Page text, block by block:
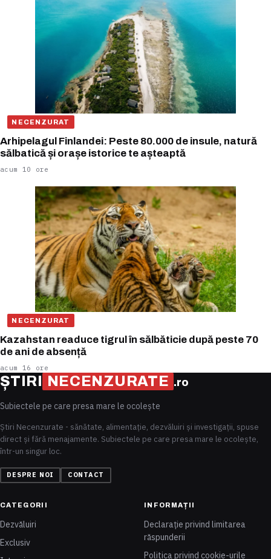
NECENZURAT
Arhipelagul Finlandei: Peste 80.000 de insule, natură
sălbatică și orașe istorice te așteaptă
acum 10 ore
NECENZURAT
Kazahstan readuce tigrul în sălbăticie după peste 70
de ani de absență
acum 16 ore
ȘTIRI NECENZURATE .ro
Subiectele pe care presa mare le ocolește
Știri Necenzurate - sănătate, alimentație, dezvăluiri și investigații, spuse
direct și fără menajamente. Subiectele pe care presa mare le ocolește,
într-un singur loc.
DESPRE NOI CONTACT
CATEGORII
Dezvăluiri
Exclusiv
INFORMAȚII
Declarație privind limitarea
răspunderii
Politica privind cookie-urile